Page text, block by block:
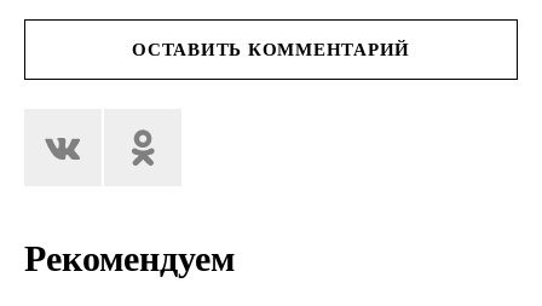
ОСТАВИТЬ КОММЕНТАРИЙ
Рекомендуем